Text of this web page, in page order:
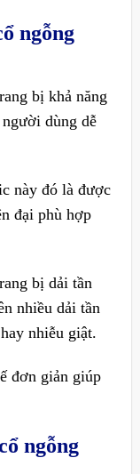
ngỗng
bị khả năng
dùng dễ
này đó là được
đại phù hợp
bị dải tần
nhiều dải tần
nhiễu giật.
đơn giản giúp
ngỗng